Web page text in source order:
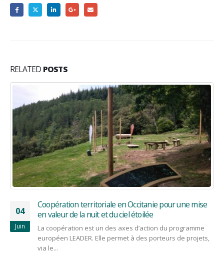
RELATED POSTS
04
Juin
Coopération territoriale en Occitanie pour une mise
en valeur de la nuit et du ciel étoilée
La coopération est un des axes d’action du programme
européen LEADER. Elle permet à des porteurs de projets,
via le...